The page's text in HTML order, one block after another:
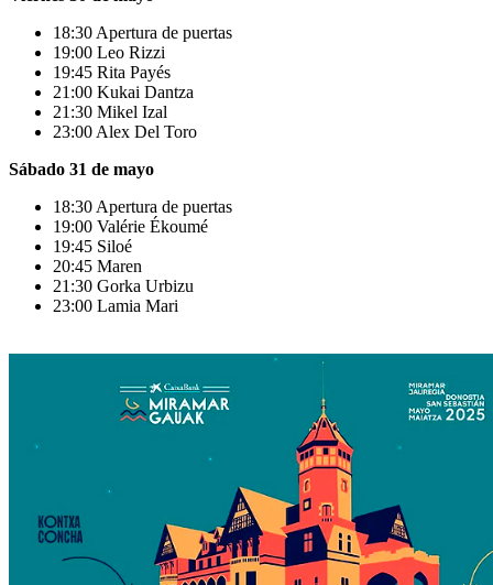
18:30 Apertura de puertas
19:00 Leo Rizzi
19:45 Rita Payés
21:00 Kukai Dantza
21:30 Mikel Izal
23:00 Alex Del Toro
Sábado 31 de mayo
18:30 Apertura de puertas
19:00 Valérie Ékoumé
19:45 Siloé
20:45 Maren
21:30 Gorka Urbizu
23:00 Lamia Mari